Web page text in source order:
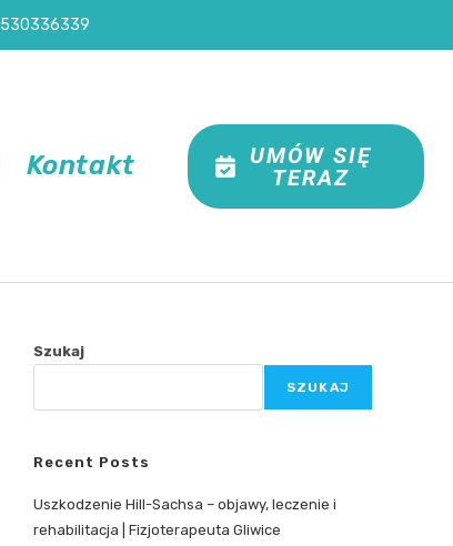
530336339
Kontakt
UMÓW SIĘ
TERAZ
Szukaj
SZUKAJ
Recent Posts
Uszkodzenie Hill-Sachsa – objawy, leczenie i
rehabilitacja | Fizjoterapeuta Gliwice